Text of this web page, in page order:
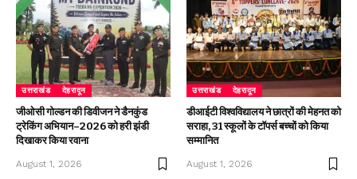
उत्तराखंड देहरादून
जीओसी गोल्डन की डिवीजन ने डैनकुंड
ट्रेकिंग अभियान–2026 को हरी झंडी
दिखाकर किया रवाना
August 1, 2026
उत्तराखंड देहरादून
डीआईटी विश्वविद्यालय ने छात्रों की मेहनत को
सराहा, 31 स्कूलों के टॉपर्स बच्चों को किया
सम्मानित
August 1, 2026